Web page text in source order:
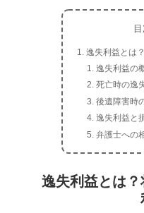
逸失利益とは
逸失利益の
死亡時の逸
後遺障害時
逸失利益と
弁護士への
逸失利益とは